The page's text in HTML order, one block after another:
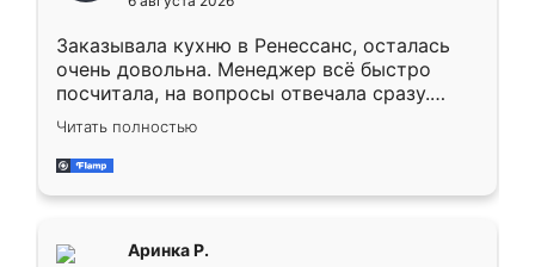
мебели буду заказывать только здесь.
Заказывала кухню в Ренессанс, осталась
очень довольна. Менеджер всё быстро
посчитала, на вопросы отвечала сразу.
Замерщик приехал в субботу, подошёл к
делу со всей ответственностью. Собрали
за день, ребята работали аккуратно, даже
Читать полностью
Аринка Р.